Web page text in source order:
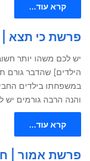
קרא עוד...
פרשת כי תצא |
יש לכם משהו יותר
הילדים] שהדבר גורם
במשפחתו בילדים
והנה הרבה גורמים יש
קרא עוד...
פרשת אמור |